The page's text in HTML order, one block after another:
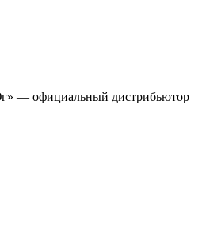
— официальный дистрибьютор